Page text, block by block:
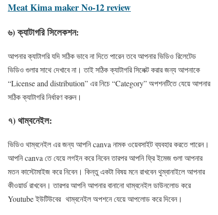
Meat Kima maker No-12 review
৬) ক্যাটাগরি সিলেকশন:
আপনার ক্যাটাগরি যদি সঠিক ভাবে না দিতে পারেন তবে আপনার ভিডিও রিলেটেড
ভিডিও গুলার সাথে দেখাবে না। তাই সঠিক ক্যাটাগরি সিলেক্ট করার জন্য আপনাকে
“License and distribution” এর নিচে “Category” অপশনটিতে যেয়ে আপনার
সঠিক ক্যাটাগরি নির্ধারণ করুন।
৭) থাম্বনেইল:
ভিডিও থাম্বনেইল এর জন্য আপনি canva নামক ওয়েবসাইট ব্যবহার করতে পারেন।
আপনি canva তে যেয়ে লগইন করে নিবেন তারপর আপনি ফ্রি ইমেজ গুলা আপনার
মতন কাস্টোমাইজ করে নিবেন। কিন্তু একটা বিষয় মনে রাখবেন থুম্বানাইলে আপনার
কীওয়ার্ড রাখবেন। তারপর আপনি আপনার বানানো থাম্বনেইল ডাউনলোড করে
Youtube ইউটিউবের থাম্বনেইল অপশনে যেয়ে আপলোড করে দিবেন।